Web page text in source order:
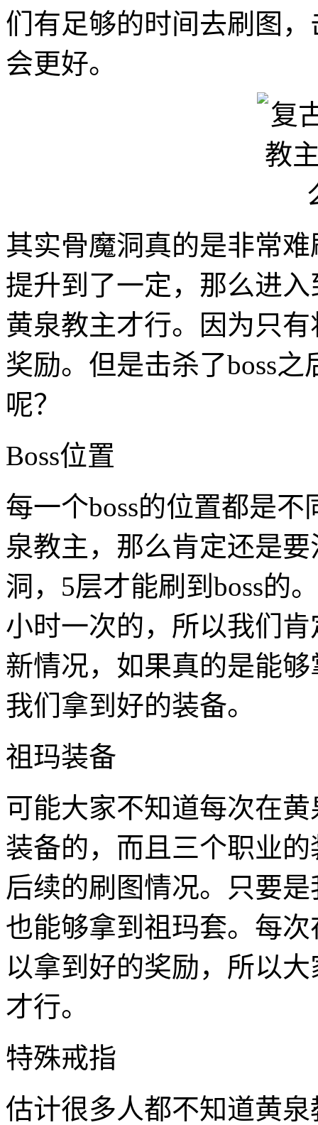
们有足够的时间去刷图
会更好。
其实骨魔洞真的是非常
提升到了一定，那么进
黄泉教主才行。因为只
奖励。但是击杀了boss
呢？
Boss位置
每一个boss的位置都是
泉教主，那么肯定还是
洞，5层才能刷到boss的
小时一次的，所以我们
新情况，如果真的是能
我们拿到好的装备。
祖玛装备
可能大家不知道每次在
装备的，而且三个职业
后续的刷图情况。只要
也能够拿到祖玛套。每
以拿到好的奖励，所以
才行。
特殊戒指
估计很多人都不知道黄